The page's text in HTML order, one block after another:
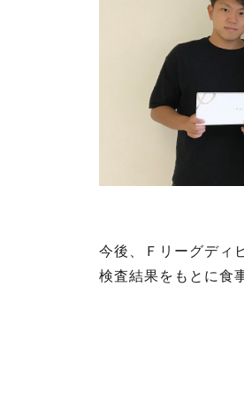
今後、Ｆリーグディ
検査結果をもとに食